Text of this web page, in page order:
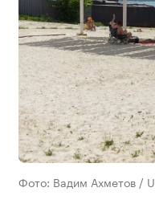
Фото: Вадим Ахметов /